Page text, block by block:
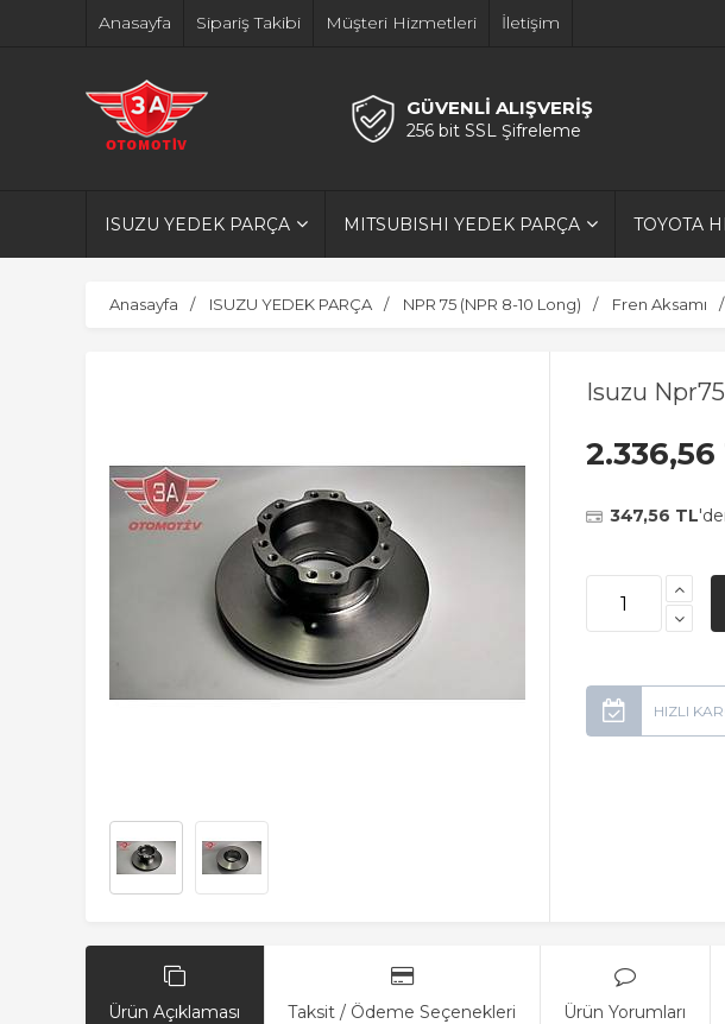
Anasayfa Sipariş Takibi Müşteri Hizmetleri İletişim
GÜVENLİ ALIŞVERİŞ
256 bit SSL Şifreleme
ISUZU YEDEK PARÇA MITSUBISHI YEDEK PARÇA TOYOTA
Anasayfa ISUZU YEDEK PARÇA NPR 75 (NPR 8-10 Long) Fren Aksamı
Isuzu
2.336,56
347,56 TL
Ürün Açıklaması Taksit / Ödeme Seçenekleri Ürün Yorumları